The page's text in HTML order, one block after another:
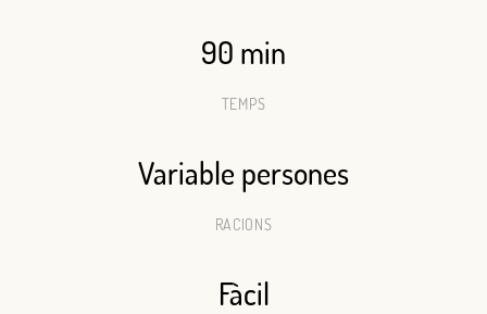
90 min
TEMPS
Variable persones
RACIONS
Fàcil